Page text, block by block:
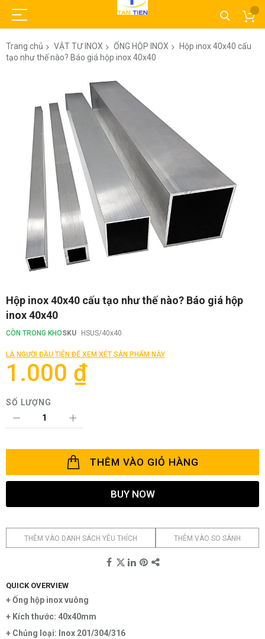
Trang chủ VẬT TƯ INOX ỐNG HỘP INOX
Hộp inox 40x40 cấu
tạo như thế nào? Báo giá hộp inox 40x40
Chuyển
đến
phần
đầu
của
thư
viện
hình
Hộp inox 40x40 cấu tạo như thế nào? Báo giá hộp
inox 40x40
CÒN TRONG KHOSKU HSUS/40x40
LÀ NGƯỜI ĐẦU TIÊN ĐỂ XEM XÉT SẢN PHẨM NÀY
1.000 ₫
SỐ LƯỢNG
THÊM VÀO GIỎ HÀNG
BUY NOW
THÊM VÀO DANH SÁCH YÊU THÍCH THÊM VÀO SO SÁNH
QUICK OVERVIEW
+ Ống hộp inox vuông
+ Kích thước: 40x40mm
+ Chủng loại: Inox 201/304/316